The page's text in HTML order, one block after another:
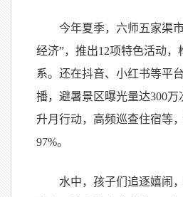
今年夏季，六师五家渠
经济”，推出12项特色活动
系。还在抖音、小红书等平
播，避暑景区曝光量达300
升月行动，高频巡查住宿等
97%。
水中，孩子们追逐嬉闹